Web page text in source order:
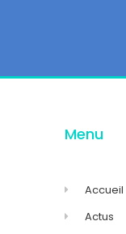
Menu
Accueil
Actus